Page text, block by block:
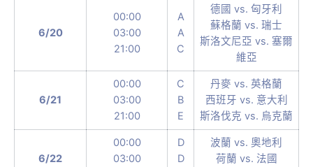
6/20
00:00
03:00
21:00
A
A
C
德國 vs. 匈牙利
蘇格蘭 vs. 瑞士
斯洛文尼亞 vs. 塞爾
維亞
6/21
00:00
03:00
21:00
C
B
E
丹麥 vs. 英格蘭
西班牙 vs. 意大利
斯洛伐克 vs. 烏克蘭
6/22
00:00
03:00
D
D
波蘭 vs. 奧地利
荷蘭 vs. 法國